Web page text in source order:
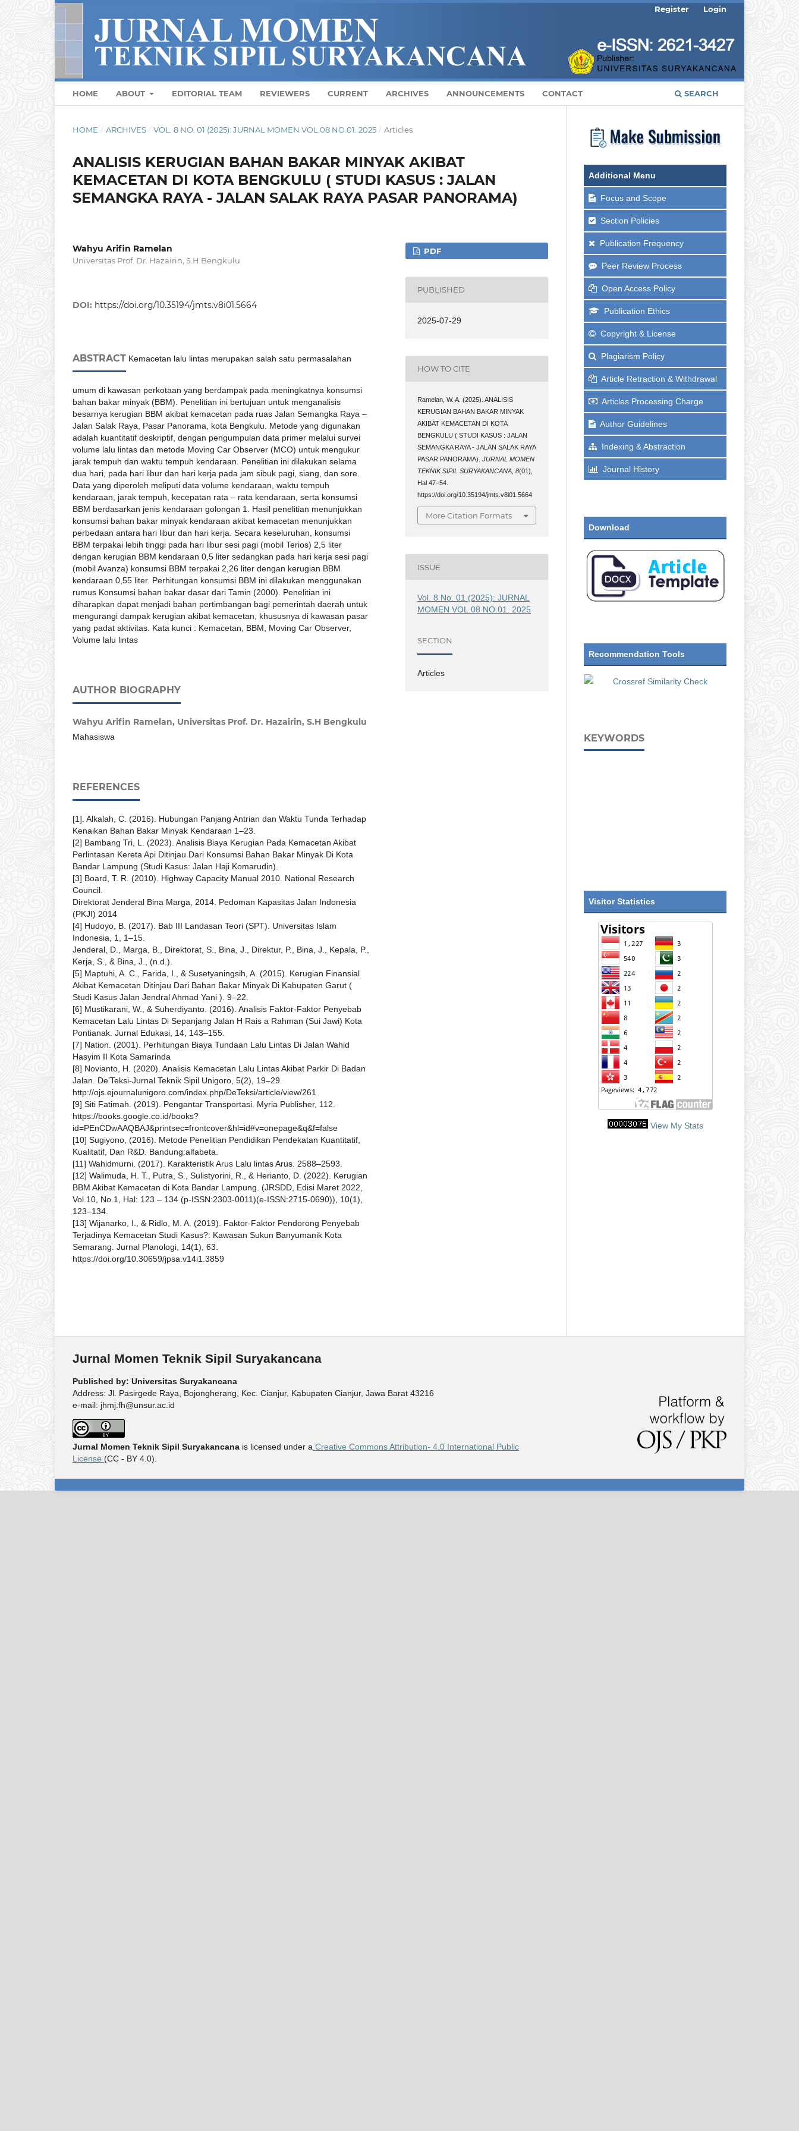
HOME ABOUT EDITORIAL TEAM REVIEWERS CURRENT ARCHIVES ANNOUNCEMENTS CONTACT SEARCH
Register Login
HOME / ARCHIVES / VOL. 8 NO. 01 (2025): JURNAL MOMEN VOL.08 NO.01. 2025 / Articles
ANALISIS KERUGIAN BAHAN BAKAR MINYAK AKIBAT
KEMACETAN DI KOTA BENGKULU ( STUDI KASUS : JALAN
SEMANGKA RAYA - JALAN SALAK RAYA PASAR PANORAMA)
Wahyu Arifin Ramelan
Universitas Prof. Dr. Hazairin, S.H Bengkulu
DOI: https://doi.org/10.35194/jmts.v8i01.5664
ABSTRACT Kemacetan lalu lintas merupakan salah satu permasalahan
umum di kawasan perkotaan yang berdampak pada meningkatnya konsumsi
bahan bakar minyak (BBM). Penelitian ini bertujuan untuk menganalisis
besarnya kerugian BBM akibat kemacetan pada ruas Jalan Semangka Raya –
Jalan Salak Raya, Pasar Panorama, kota Bengkulu. Metode yang digunakan
adalah kuantitatif deskriptif, dengan pengumpulan data primer melalui survei
volume lalu lintas dan metode Moving Car Observer (MCO) untuk mengukur
jarak tempuh dan waktu tempuh kendaraan. Penelitian ini dilakukan selama
dua hari, pada hari libur dan hari kerja pada jam sibuk pagi, siang, dan sore.
Data yang diperoleh meliputi data volume kendaraan, waktu tempuh
kendaraan, jarak tempuh, kecepatan rata – rata kendaraan, serta konsumsi
BBM berdasarkan jenis kendaraan golongan 1. Hasil penelitian menunjukkan
konsumsi bahan bakar minyak kendaraan akibat kemacetan menunjukkan
perbedaan antara hari libur dan hari kerja. Secara keseluruhan, konsumsi
BBM terpakai lebih tinggi pada hari libur sesi pagi (mobil Terios) 2,5 liter
dengan kerugian BBM kendaraan 0,5 liter sedangkan pada hari kerja sesi pagi
(mobil Avanza) konsumsi BBM terpakai 2,26 liter dengan kerugian BBM
kendaraan 0,55 liter. Perhitungan konsumsi BBM ini dilakukan menggunakan
rumus Konsumsi bahan bakar dasar dari Tamin (2000). Penelitian ini
diharapkan dapat menjadi bahan pertimbangan bagi pemerintah daerah untuk
mengurangi dampak kerugian akibat kemacetan, khususnya di kawasan pasar
yang padat aktivitas. Kata kunci : Kemacetan, BBM, Moving Car Observer,
Volume lalu lintas
AUTHOR BIOGRAPHY
Wahyu Arifin Ramelan, Universitas Prof. Dr. Hazairin, S.H Bengkulu
Mahasiswa
REFERENCES
[1]. Alkalah, C. (2016). Hubungan Panjang Antrian dan Waktu Tunda Terhadap
Kenaikan Bahan Bakar Minyak Kendaraan 1–23.
[2] Bambang Tri, L. (2023). Analisis Biaya Kerugian Pada Kemacetan Akibat
Perlintasan Kereta Api Ditinjau Dari Konsumsi Bahan Bakar Minyak Di Kota
Bandar Lampung (Studi Kasus: Jalan Haji Komarudin).
[3] Board, T. R. (2010). Highway Capacity Manual 2010. National Research
Council.
Direktorat Jenderal Bina Marga, 2014. Pedoman Kapasitas Jalan Indonesia
(PKJI) 2014
[4] Hudoyo, B. (2017). Bab III Landasan Teori (SPT). Universitas Islam
Indonesia, 1, 1–15.
Jenderal, D., Marga, B., Direktorat, S., Bina, J., Direktur, P., Bina, J., Kepala, P.,
Kerja, S., & Bina, J., (n.d.).
[5] Maptuhi, A. C., Farida, I., & Susetyaningsih, A. (2015). Kerugian Finansial
Akibat Kemacetan Ditinjau Dari Bahan Bakar Minyak Di Kabupaten Garut (
Studi Kasus Jalan Jendral Ahmad Yani ). 9–22.
[6] Mustikarani, W., & Suherdiyanto. (2016). Analisis Faktor-Faktor Penyebab
Kemacetan Lalu Lintas Di Sepanjang Jalan H Rais a Rahman (Sui Jawi) Kota
Pontianak. Jurnal Edukasi, 14, 143–155.
[7] Nation. (2001). Perhitungan Biaya Tundaan Lalu Lintas Di Jalan Wahid
Hasyim II Kota Samarinda
[8] Novianto, H. (2020). Analisis Kemacetan Lalu Lintas Akibat Parkir Di Badan
Jalan. De’Teksi-Jurnal Teknik Sipil Unigoro, 5(2), 19–29.
http://ojs.ejournalunigoro.com/index.php/DeTeksi/article/view/261
[9] Siti Fatimah. (2019). Pengantar Transportasi. Myria Publisher, 112.
https://books.google.co.id/books?
id=PEnCDwAAQBAJ&printsec=frontcover&hl=id#v=onepage&q&f=false
[10] Sugiyono, (2016). Metode Penelitian Pendidikan Pendekatan Kuantitatif,
Kualitatif, Dan R&D. Bandung:alfabeta.
[11] Wahidmurni. (2017). Karakteristik Arus Lalu lintas Arus. 2588–2593.
[12] Walimuda, H. T., Putra, S., Sulistyorini, R., & Herianto, D. (2022). Kerugian
BBM Akibat Kemacetan di Kota Bandar Lampung. (JRSDD, Edisi Maret 2022,
Vol.10, No.1, Hal: 123 – 134 (p-ISSN:2303-0011)(e-ISSN:2715-0690)), 10(1),
123–134.
[13] Wijanarko, I., & Ridlo, M. A. (2019). Faktor-Faktor Pendorong Penyebab
Terjadinya Kemacetan Studi Kasus?: Kawasan Sukun Banyumanik Kota
Semarang. Jurnal Planologi, 14(1), 63.
https://doi.org/10.30659/jpsa.v14i1.3859
PDF
PUBLISHED
2025-07-29
HOW TO CITE
Ramelan, W. A. (2025). ANALISIS
KERUGIAN BAHAN BAKAR MINYAK
AKIBAT KEMACETAN DI KOTA
BENGKULU ( STUDI KASUS : JALAN
SEMANGKA RAYA - JALAN SALAK RAYA
PASAR PANORAMA).JURNAL MOMEN
TEKNIK SIPIL SURYAKANCANA ,8(01),
Hal 47–54.
https://doi.org/10.35194/jmts.v8i01.5664
More Citation Formats
ISSUE
Vol. 8 No. 01 (2025): JURNAL
MOMEN VOL.08 NO.01. 2025
SECTION
Articles
Additional Menu
Focus and Scope
Section Policies
Publication Frequency
Peer Review Process
Open Access Policy
Publication Ethics
Copyright & License
Plagiarism Policy
Article Retraction & Withdrawal
Articles Processing Charge
Author Guidelines
Indexing & Abstraction
Journal History
Download
Recommendation Tools
KEYWORDS
Visitor Statistics
View My Stats
Jurnal Momen Teknik Sipil Suryakancana
Published by: Universitas Suryakancana
Address: Jl. Pasirgede Raya, Bojongherang, Kec. Cianjur, Kabupaten Cianjur, Jawa Barat 43216
e-mail: jhmj.fh@unsur.ac.id
Jurnal Momen Teknik Sipil Suryakancana is licensed under a Creative Commons Attribution- 4.0 International Public
License (CC - BY 4.0).